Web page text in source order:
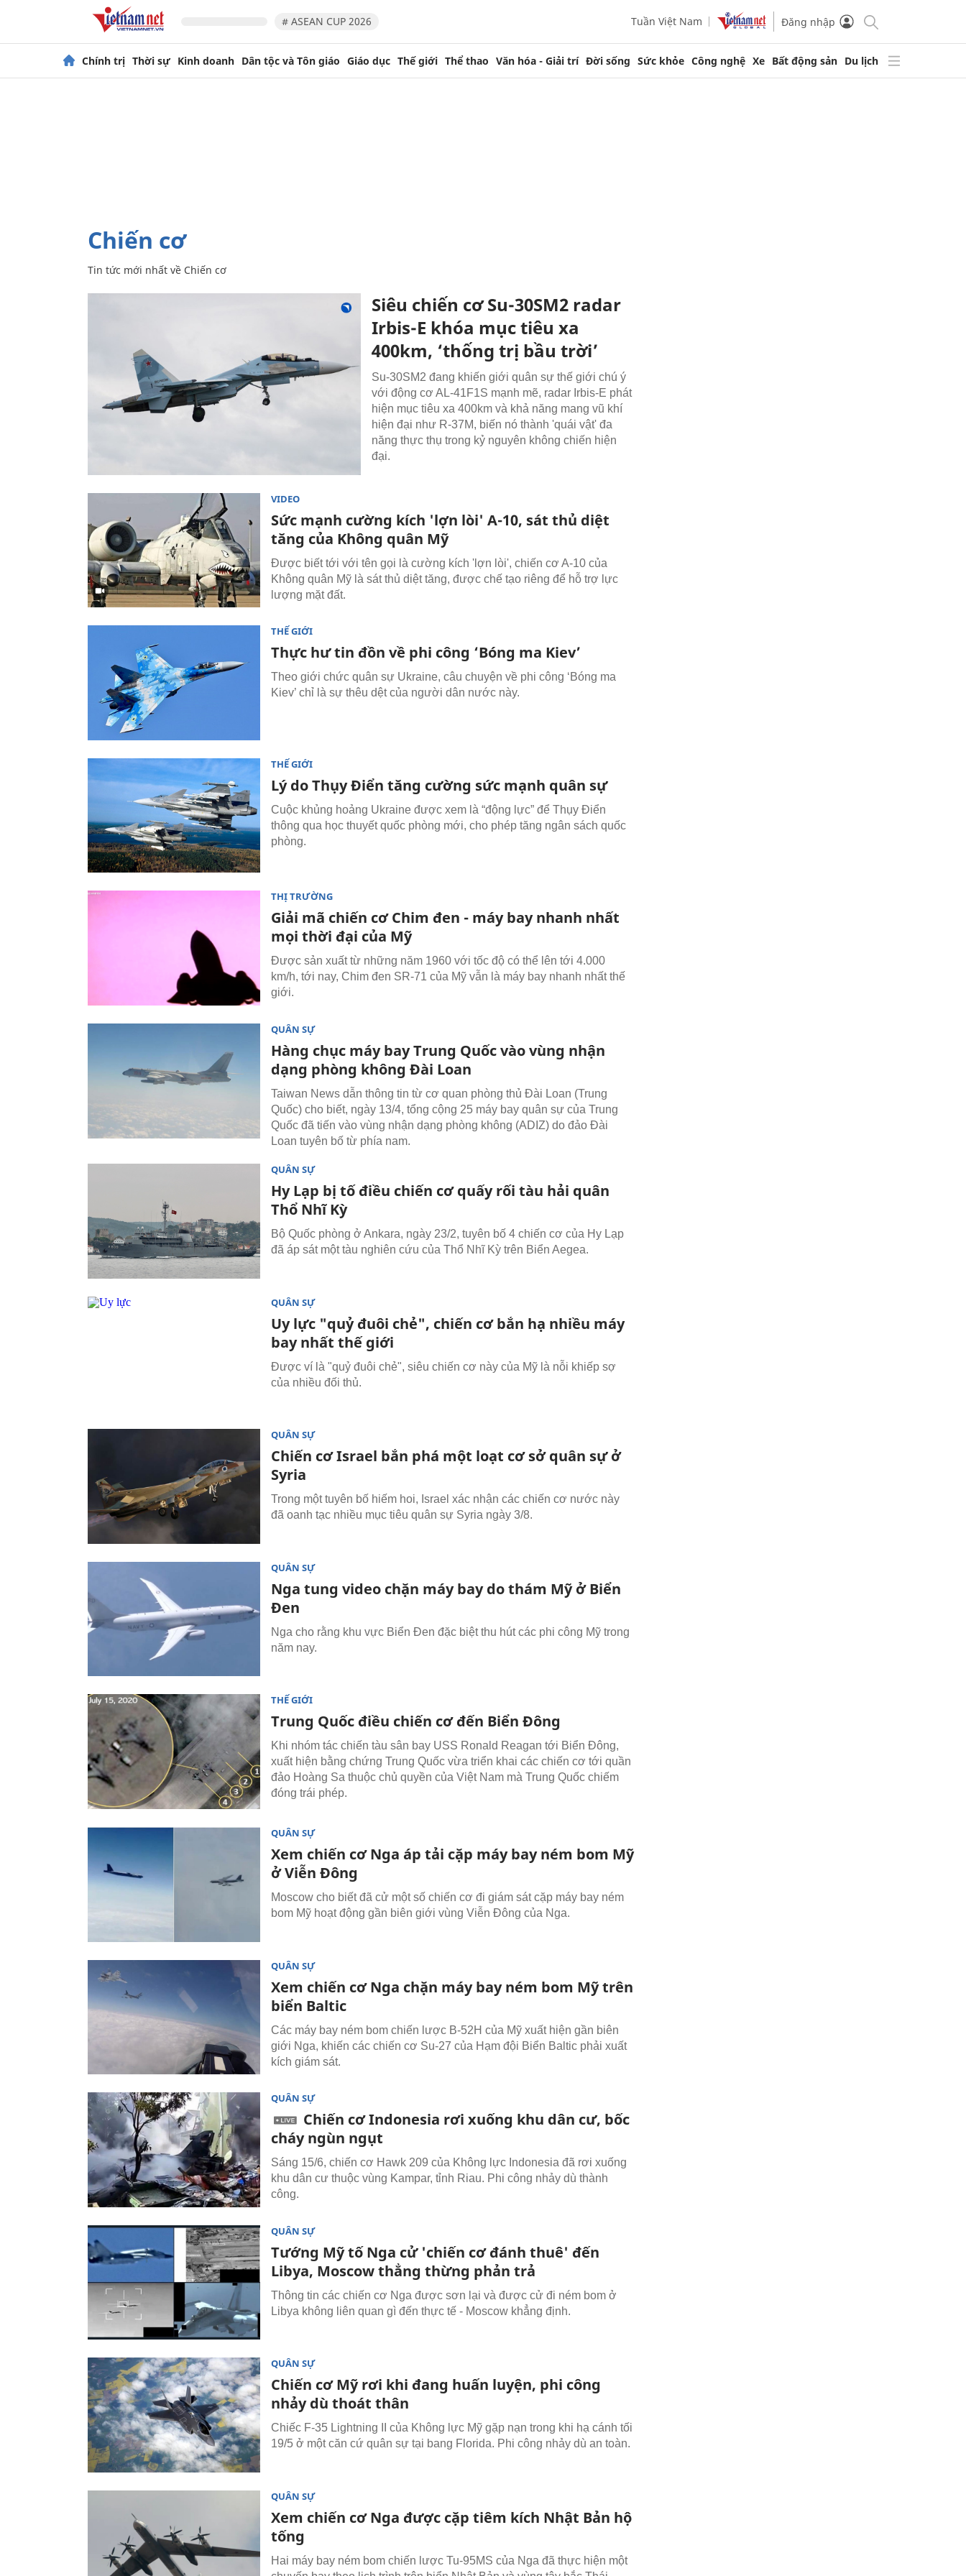
# ASEAN CUP 2026 Tuần Việt Nam Đăng nhập
Chính trị Thời sự Kinh doanh Dân tộc và Tôn giáo Giáo dục Thế giới Thể thao Văn hóa - Giải trí Đời sống Sức khỏe Công nghệ Xe Bất động sản Du lịch
Chiến cơ
Tin tức mới nhất về Chiến cơ
Siêu chiến cơ Su-30SM2 radar
Irbis-E khóa mục tiêu xa
400km, ‘thống trị bầu trời’
Su-30SM2 đang khiến giới quân sự thế giới chú ý
với động cơ AL-41F1S mạnh mẽ, radar Irbis-E phát
hiện mục tiêu xa 400km và khả năng mang vũ khí
hiện đại như R-37M, biến nó thành 'quái vật' đa
năng thực thụ trong kỷ nguyên không chiến hiện
đại.
VIDEO
Sức mạnh cường kích 'lợn lòi' A-10, sát thủ diệt
tăng của Không quân Mỹ
Được biết tới với tên gọi là cường kích 'lợn lòi', chiến cơ A-10 của
Không quân Mỹ là sát thủ diệt tăng, được chế tạo riêng để hỗ trợ lực
lượng mặt đất.
THẾ GIỚI
Thực hư tin đồn về phi công ‘Bóng ma Kiev’
Theo giới chức quân sự Ukraine, câu chuyện về phi công ‘Bóng ma
Kiev’ chỉ là sự thêu dệt của người dân nước này.
THẾ GIỚI
Lý do Thụy Điển tăng cường sức mạnh quân sự
Cuộc khủng hoảng Ukraine được xem là “động lực” để Thụy Điển
thông qua học thuyết quốc phòng mới, cho phép tăng ngân sách quốc
phòng.
THỊ TRƯỜNG
Giải mã chiến cơ Chim đen - máy bay nhanh nhất
mọi thời đại của Mỹ
Được sản xuất từ những năm 1960 với tốc độ có thể lên tới 4.000
km/h, tới nay, Chim đen SR-71 của Mỹ vẫn là máy bay nhanh nhất thế
giới.
QUÂN SỰ
Hàng chục máy bay Trung Quốc vào vùng nhận
dạng phòng không Đài Loan
Taiwan News dẫn thông tin từ cơ quan phòng thủ Đài Loan (Trung
Quốc) cho biết, ngày 13/4, tổng cộng 25 máy bay quân sự của Trung
Quốc đã tiến vào vùng nhận dạng phòng không (ADIZ) do đảo Đài
Loan tuyên bố từ phía nam.
QUÂN SỰ
Hy Lạp bị tố điều chiến cơ quấy rối tàu hải quân
Thổ Nhĩ Kỳ
Bộ Quốc phòng ở Ankara, ngày 23/2, tuyên bố 4 chiến cơ của Hy Lạp
đã áp sát một tàu nghiên cứu của Thổ Nhĩ Kỳ trên Biển Aegea.
QUÂN SỰ
Uy lực "quỷ đuôi chẻ", chiến cơ bắn hạ nhiều máy
bay nhất thế giới
Được ví là "quỷ đuôi chẻ", siêu chiến cơ này của Mỹ là nỗi khiếp sợ
của nhiều đối thủ.
QUÂN SỰ
Chiến cơ Israel bắn phá một loạt cơ sở quân sự ở
Syria
Trong một tuyên bố hiếm hoi, Israel xác nhận các chiến cơ nước này
đã oanh tạc nhiều mục tiêu quân sự Syria ngày 3/8.
QUÂN SỰ
Nga tung video chặn máy bay do thám Mỹ ở Biển
Đen
Nga cho rằng khu vực Biển Đen đặc biệt thu hút các phi công Mỹ trong
năm nay.
THẾ GIỚI
Trung Quốc điều chiến cơ đến Biển Đông
Khi nhóm tác chiến tàu sân bay USS Ronald Reagan tới Biển Đông,
xuất hiện bằng chứng Trung Quốc vừa triển khai các chiến cơ tới quần
đảo Hoàng Sa thuộc chủ quyền của Việt Nam mà Trung Quốc chiếm
đóng trái phép.
QUÂN SỰ
Xem chiến cơ Nga áp tải cặp máy bay ném bom Mỹ
ở Viễn Đông
Moscow cho biết đã cử một số chiến cơ đi giám sát cặp máy bay ném
bom Mỹ hoạt động gần biên giới vùng Viễn Đông của Nga.
QUÂN SỰ
Xem chiến cơ Nga chặn máy bay ném bom Mỹ trên
biển Baltic
Các máy bay ném bom chiến lược B-52H của Mỹ xuất hiện gần biên
giới Nga, khiến các chiến cơ Su-27 của Hạm đội Biển Baltic phải xuất
kích giám sát.
QUÂN SỰ
Chiến cơ Indonesia rơi xuống khu dân cư, bốc
cháy ngùn ngụt
Sáng 15/6, chiến cơ Hawk 209 của Không lực Indonesia đã rơi xuống
khu dân cư thuộc vùng Kampar, tỉnh Riau. Phi công nhảy dù thành
công.
QUÂN SỰ
Tướng Mỹ tố Nga cử 'chiến cơ đánh thuê' đến
Libya, Moscow thẳng thừng phản trả
Thông tin các chiến cơ Nga được sơn lại và được cử đi ném bom ở
Libya không liên quan gì đến thực tế - Moscow khẳng định.
QUÂN SỰ
Chiến cơ Mỹ rơi khi đang huấn luyện, phi công
nhảy dù thoát thân
Chiếc F-35 Lightning II của Không lực Mỹ gặp nạn trong khi hạ cánh tối
19/5 ở một căn cứ quân sự tại bang Florida. Phi công nhảy dù an toàn.
QUÂN SỰ
Xem chiến cơ Nga được cặp tiêm kích Nhật Bản hộ
tống
Hai máy bay ném bom chiến lược Tu-95MS của Nga đã thực hiện một